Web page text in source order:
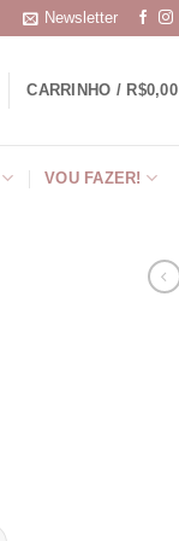
Newsletter
CARRINHO / R$0,00
VOU FAZER!